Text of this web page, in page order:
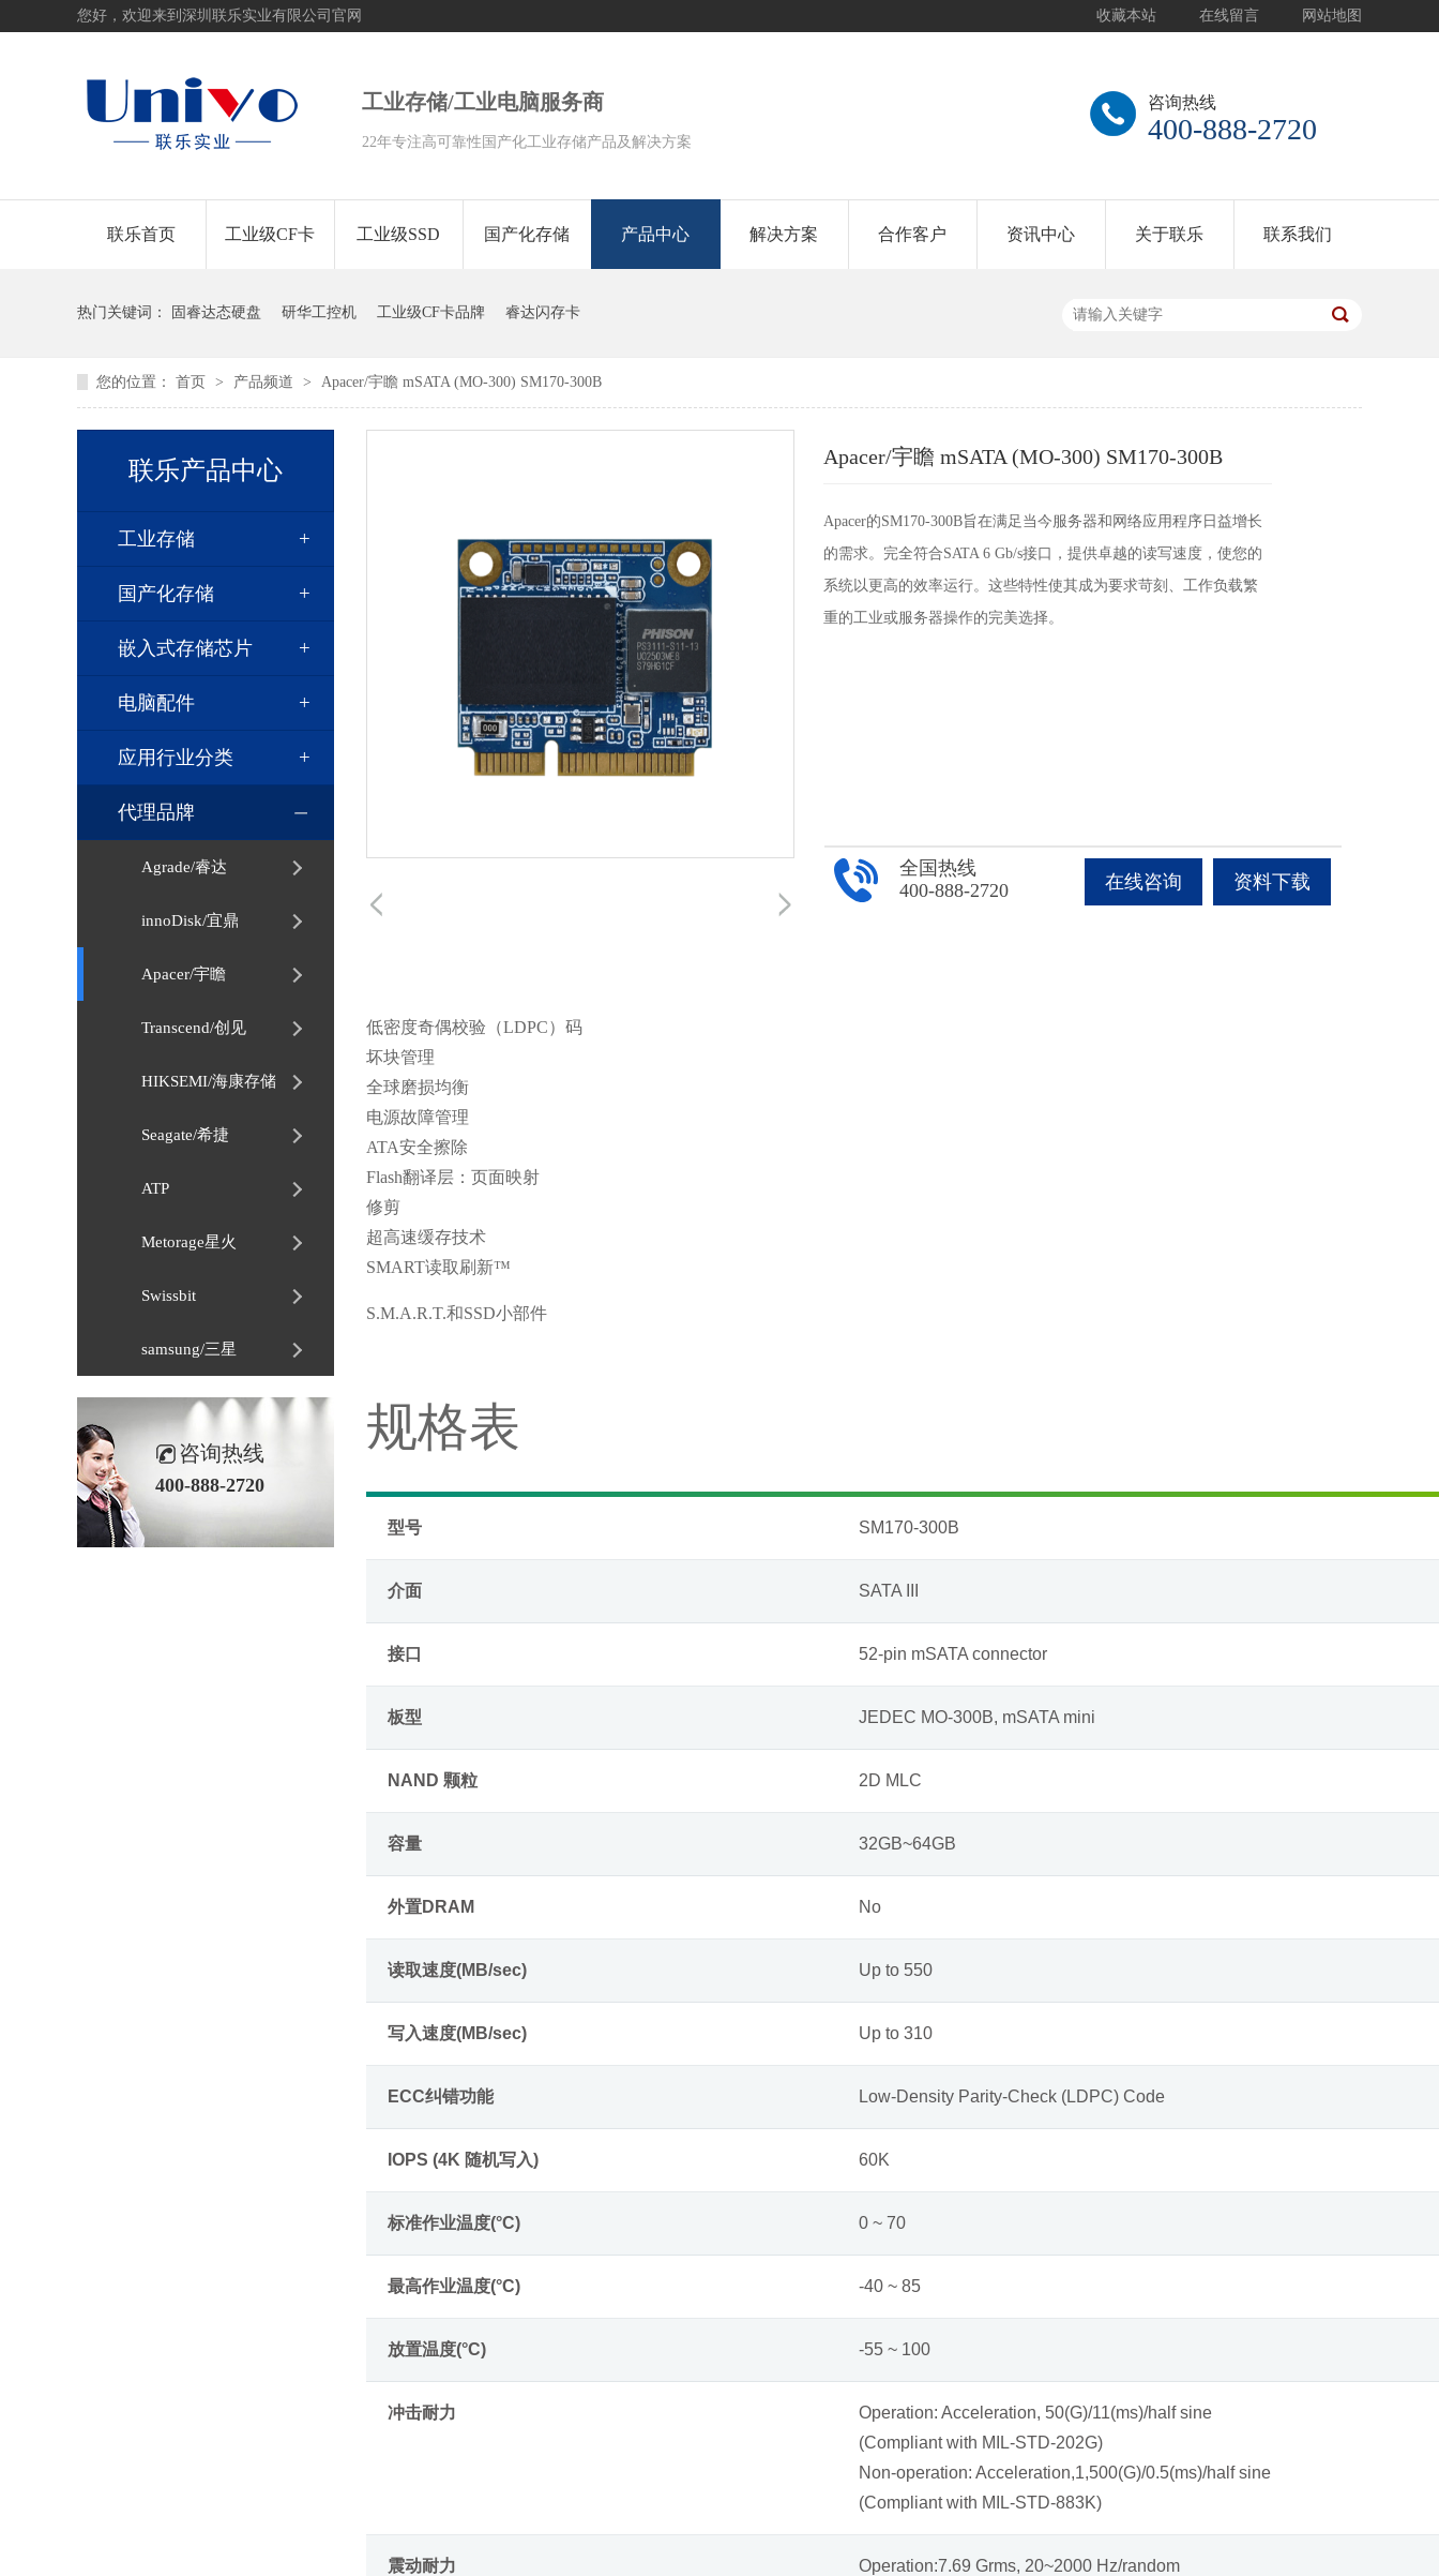
收藏本站 在线留言 网站地图
您好，欢迎来到深圳联乐实业有限公司官网
咨询热线
400-888-2720
工业存储/工业电脑服务商
22年专注高可靠性国产化工业存储产品及解决方案
联乐首页 工业级CF卡 工业级SSD 国产化存储 产品中心 解决方案 合作客户 资讯中心 关于联乐 联系我们
热门关键词： 固睿达态硬盘 研华工控机 工业级CF卡品牌 睿达闪存卡
您的位置： 首页 > 产品频道 > Apacer/宇瞻 mSATA (MO-300) SM170-300B
联乐产品中心
工业存储
国产化存储
嵌入式存储芯片
电脑配件
应用行业分类
代理品牌
Agrade/睿达
innoDisk/宜鼎
Apacer/宇瞻
Transcend/创见
HIKSEMI/海康存储
Seagate/希捷
ATP
Metorage星火
Swissbit
samsung/三星
咨询热线
400-888-2720
Apacer/宇瞻 mSATA (MO-300) SM170-300B
Apacer的SM170-300B旨在满足当今服务器和网络应用程序日益增长
的需求。完全符合SATA 6 Gb/s接口，提供卓越的读写速度，使您的
系统以更高的效率运行。这些特性使其成为要求苛刻、工作负载繁
重的工业或服务器操作的完美选择。
在线咨询 资料下载
全国热线
400-888-2720
低密度奇偶校验（LDPC）码
坏块管理
全球磨损均衡
电源故障管理
ATA安全擦除
Flash翻译层：页面映射
修剪
超高速缓存技术
SMART读取刷新™
S.M.A.R.T.和SSD小部件
规格表
型号 SM170-300B
介面 SATA III
接口 52-pin mSATA connector
板型 JEDEC MO-300B, mSATA mini
NAND 颗粒 2D MLC
容量 32GB~64GB
外置DRAM No
读取速度(MB/sec) Up to 550
写入速度(MB/sec) Up to 310
ECC纠错功能 Low-Density Parity-Check (LDPC) Code
IOPS (4K 随机写入) 60K
标准作业温度(°C) 0 ~ 70
最高作业温度(°C) -40 ~ 85
放置温度(°C) -55 ~ 100
冲击耐力
Operation: Acceleration, 50(G)/11(ms)/half sine
(Compliant with MIL-STD-202G)
Non-operation: Acceleration,1,500(G)/0.5(ms)/half sine
(Compliant with MIL-STD-883K)
震动耐力
Operation:7.69 Grms, 20~2000 Hz/random